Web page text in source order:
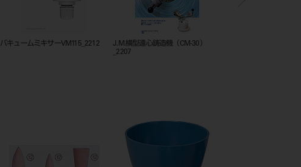
バキュームミキサーVM115_2212
J.M.横型遠心鋳造機（CM-30）
_2207